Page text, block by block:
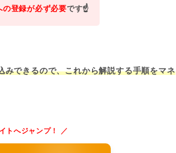
の登録が必ず必要です☝️
みできるので、これから解説する手順をマネ
トへジャンプ！ ／